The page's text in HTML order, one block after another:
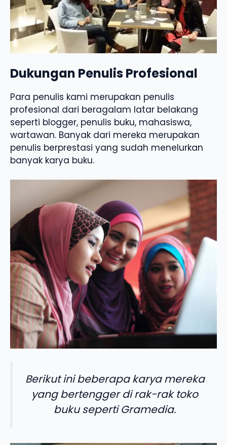
Dukungan Penulis Profesional
Para penulis kami merupakan penulis
profesional dari beragalam latar belakang
seperti blogger, penulis buku, mahasiswa,
wartawan. Banyak dari mereka merupakan
penulis berprestasi yang sudah menelurkan
banyak karya buku.
Berikut ini beberapa karya mereka
yang bertengger di rak-rak toko
buku seperti Gramedia.